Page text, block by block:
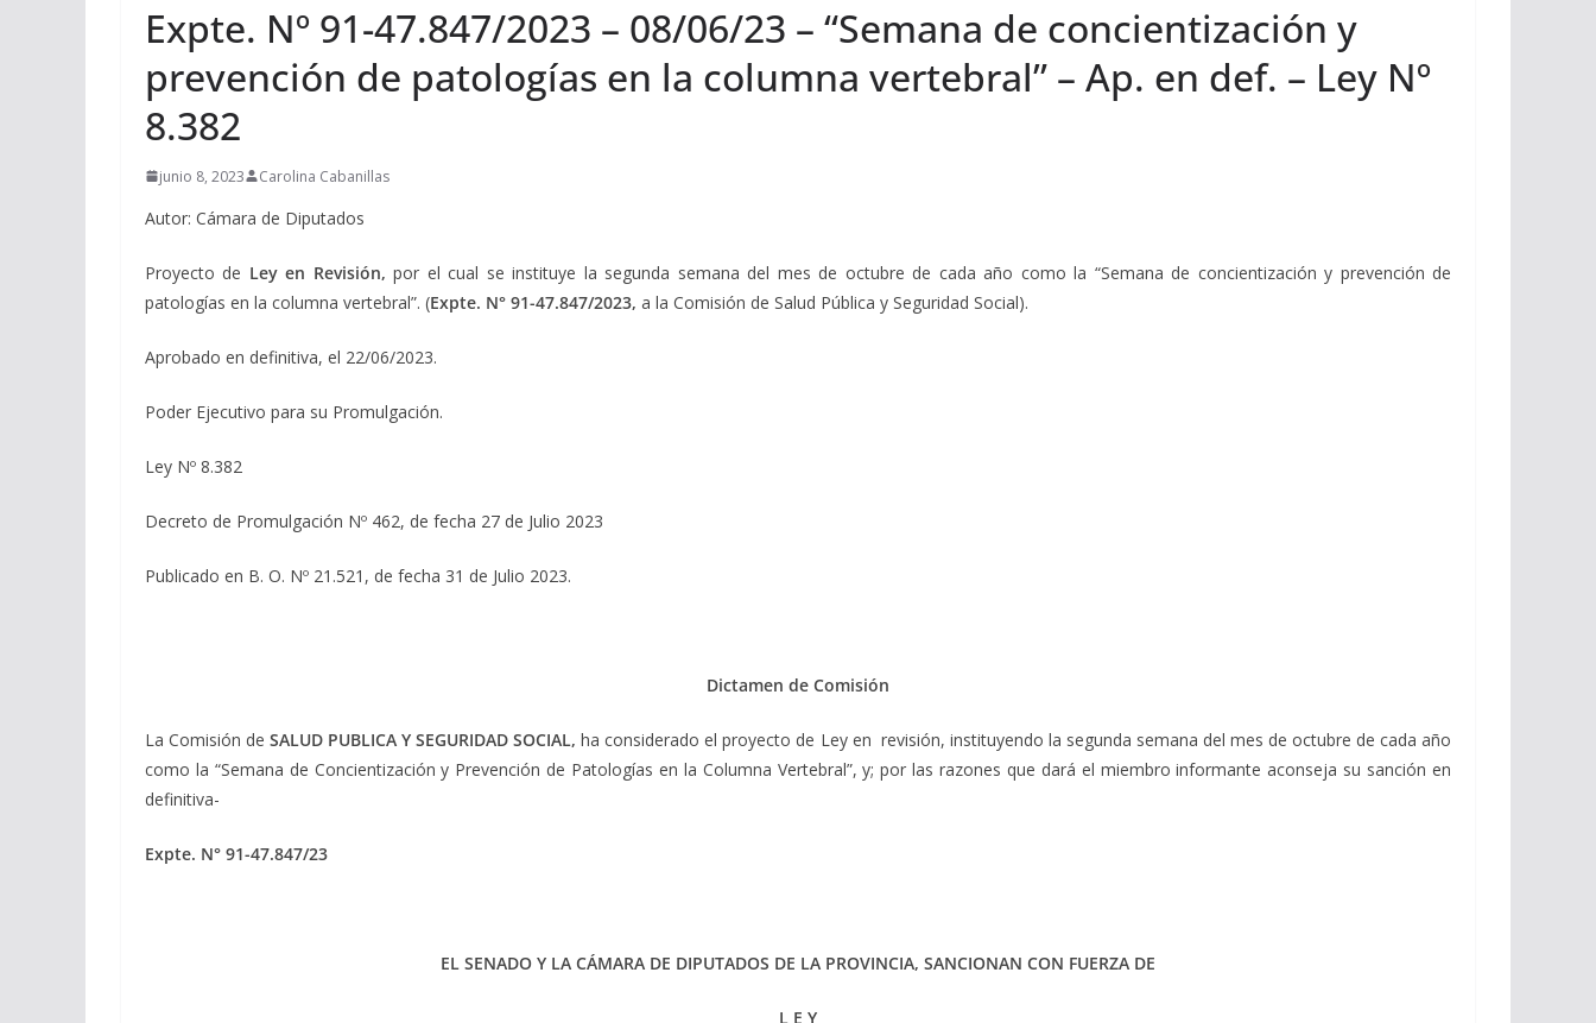
Expte. Nº 91-47.847/2023 – 08/06/23 – “Semana de concientización y
prevención de patologías en la columna vertebral” – Ap. en def. – Ley Nº
8.382
junio 8, 2023 Carolina Cabanillas
Autor: Cámara de Diputados
Proyecto de Ley en Revisión, por el cual se instituye la segunda semana del mes de octubre de cada año como la “Semana de concientización y prevención de
patologías en la columna vertebral”. (Expte. N° 91-47.847/2023, a la Comisión de Salud Pública y Seguridad Social).
Aprobado en definitiva, el 22/06/2023.
Poder Ejecutivo para su Promulgación.
Ley Nº 8.382
Decreto de Promulgación Nº 462, de fecha 27 de Julio 2023
Publicado en B. O. Nº 21.521, de fecha 31 de Julio 2023.
Dictamen de Comisión
La Comisión deSALUD PUBLICA Y SEGURIDAD SOCIAL, ha considerado el proyecto de Ley en revisión, instituyendo la segunda semana del mes de octubre de cada año
como la “Semana de Concientización y Prevención de Patologías en la Columna Vertebral”, y; por las razones que dará el miembro informante aconseja su sanción en
definitiva-
Expte. N° 91-47.847/23
EL SENADO Y LA CÁMARA DE DIPUTADOS DE LA PROVINCIA, SANCIONAN CON FUERZA DE
L E Y